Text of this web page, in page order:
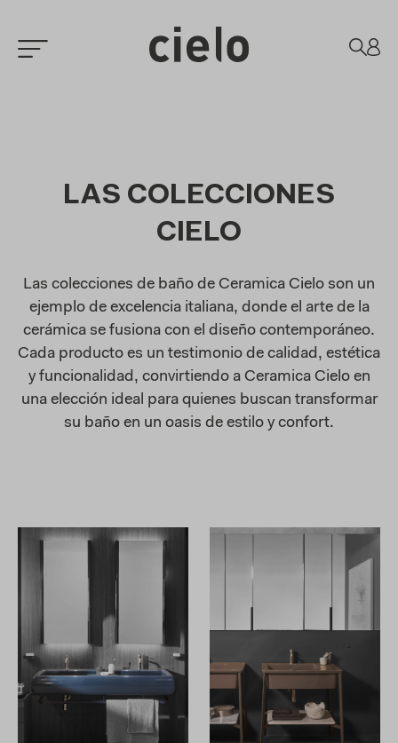
LAS COLECCIONES
CIELO
Las colecciones de baño de Ceramica Cielo son un
ejemplo de excelencia italiana, donde el arte de la
cerámica se fusiona con el diseño contemporáneo.
Cada producto es un testimonio de calidad, estética
y funcionalidad, convirtiendo a Ceramica Cielo en
una elección ideal para quienes buscan transformar
su baño en un oasis de estilo y confort.